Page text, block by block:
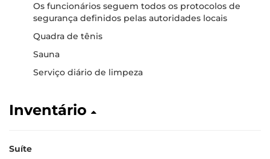
Os funcionários seguem todos os protocolos de
segurança definidos pelas autoridades locais
Quadra de tênis
Sauna
Serviço diário de limpeza
Inventário
Suíte